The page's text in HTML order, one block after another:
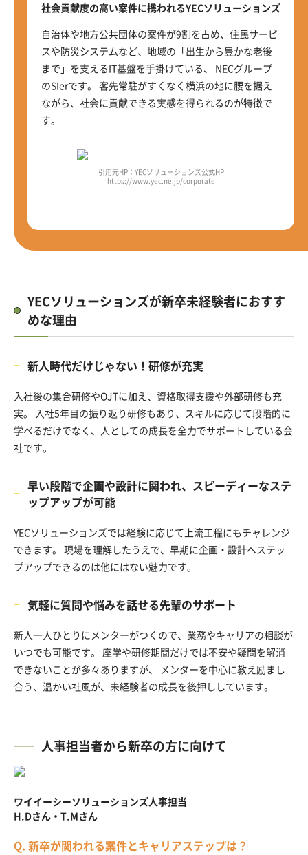
社会貢献度の高い案件に携われるYECソリューションズ
自治体や地方公共団体の案件が9割を占め、住民サービ
スや防災システムなど、地域の「出生から豊かな老後
まで」を支えるIT基盤を手掛けている、 NECグループ
のSIerです。 客先常駐がすくなく横浜の地に腰を据え
ながら、社会に貢献できる実感を得られるのが特徴で
す。
引用元HP：YECソリューションズ公式HP
https://www.yec.ne.jp/corporate
YECソリューションズが新卒未経験者におすす
めな理由
新人時代だけじゃない！研修が充実
入社後の集合研修やOJTに加え、資格取得支援や外部研修も充
実。 入社5年目の振り返り研修もあり、スキルに応じて段階的に
学べるだけでなく、人としての成長を全力でサポートしている会
社です。
早い段階で企画や設計に関われ、スピーディーなステ
ップアップが可能
YECソリューションズでは経験に応じて上流工程にもチャレンジ
できます。 現場を理解したうえで、早期に企画・設計へステッ
プアップできるのは他にはない魅力です。
気軽に質問や悩みを話せる先輩のサポート
新人一人ひとりにメンターがつくので、業務やキャリアの相談が
いつでも可能です。 座学や研修期間だけでは不安や疑問を解消
できないことが多々ありますが、 メンターを中心に教え励まし
合う、温かい社風が、未経験者の成長を後押ししています。
人事担当者から新卒の方に向けて
ワイイーシーソリューションズ人事担当
H.Dさん・ T.Mさん
Q. 新卒が関われる案件とキャリアステップは？